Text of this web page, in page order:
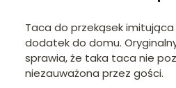
Taca do przekąsek
dodatek do domu.
sprawia, że taka taca nie
niezauważona przez gości.